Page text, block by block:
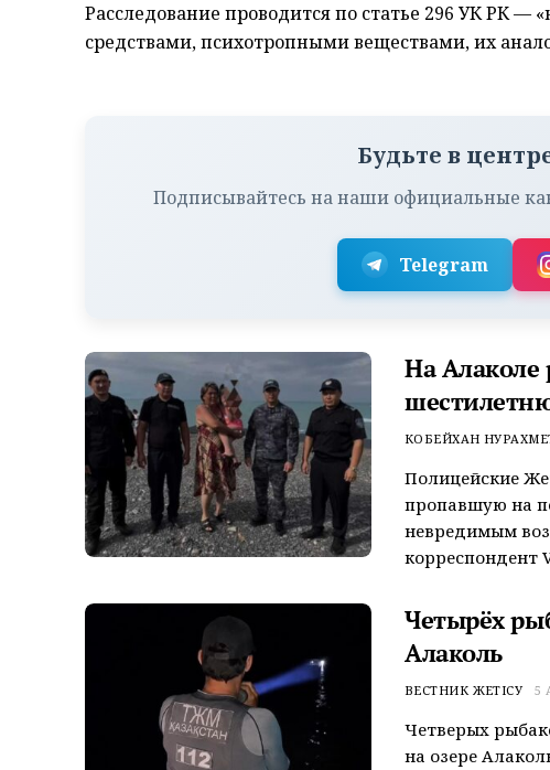
Расследование проводится по статье 296 УК РК
средствами, психотропными веществами, их
Будьте в
Подписывайтесь на наши официальные
Telegram
На
КОБЕЙХАН
Полицейские
пропавшую на
невредимым
корреспондент
Четырёх
Алаколь
ВЕСТНИК ЖЕТІСУ 5
Четверых
на озере